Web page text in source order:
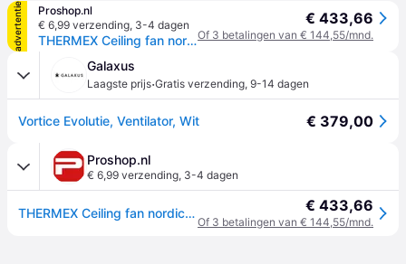
advertentie
Proshop.nl
€ 6,99 verzending, 3-4 dagen
THERMEX Ceiling fan nordic evolution r 90/36
€ 433,66
Of 3 betalingen van € 144,55/mnd.
Galaxus
Laagste prijs·Gratis verzending, 9-14 dagen
Vortice Evolutie, Ventilator, Wit € 379,00
Proshop.nl
€ 6,99 verzending, 3-4 dagen
THERMEX Ceiling fan nordic evolution r 90/36 € 433,66
Of 3 betalingen van € 144,55/mnd.